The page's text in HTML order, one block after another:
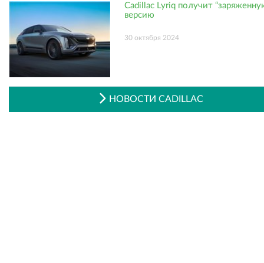
Cadillac Lyriq получит
версию
30 октября 2024
НОВОСТИ CADILLAC